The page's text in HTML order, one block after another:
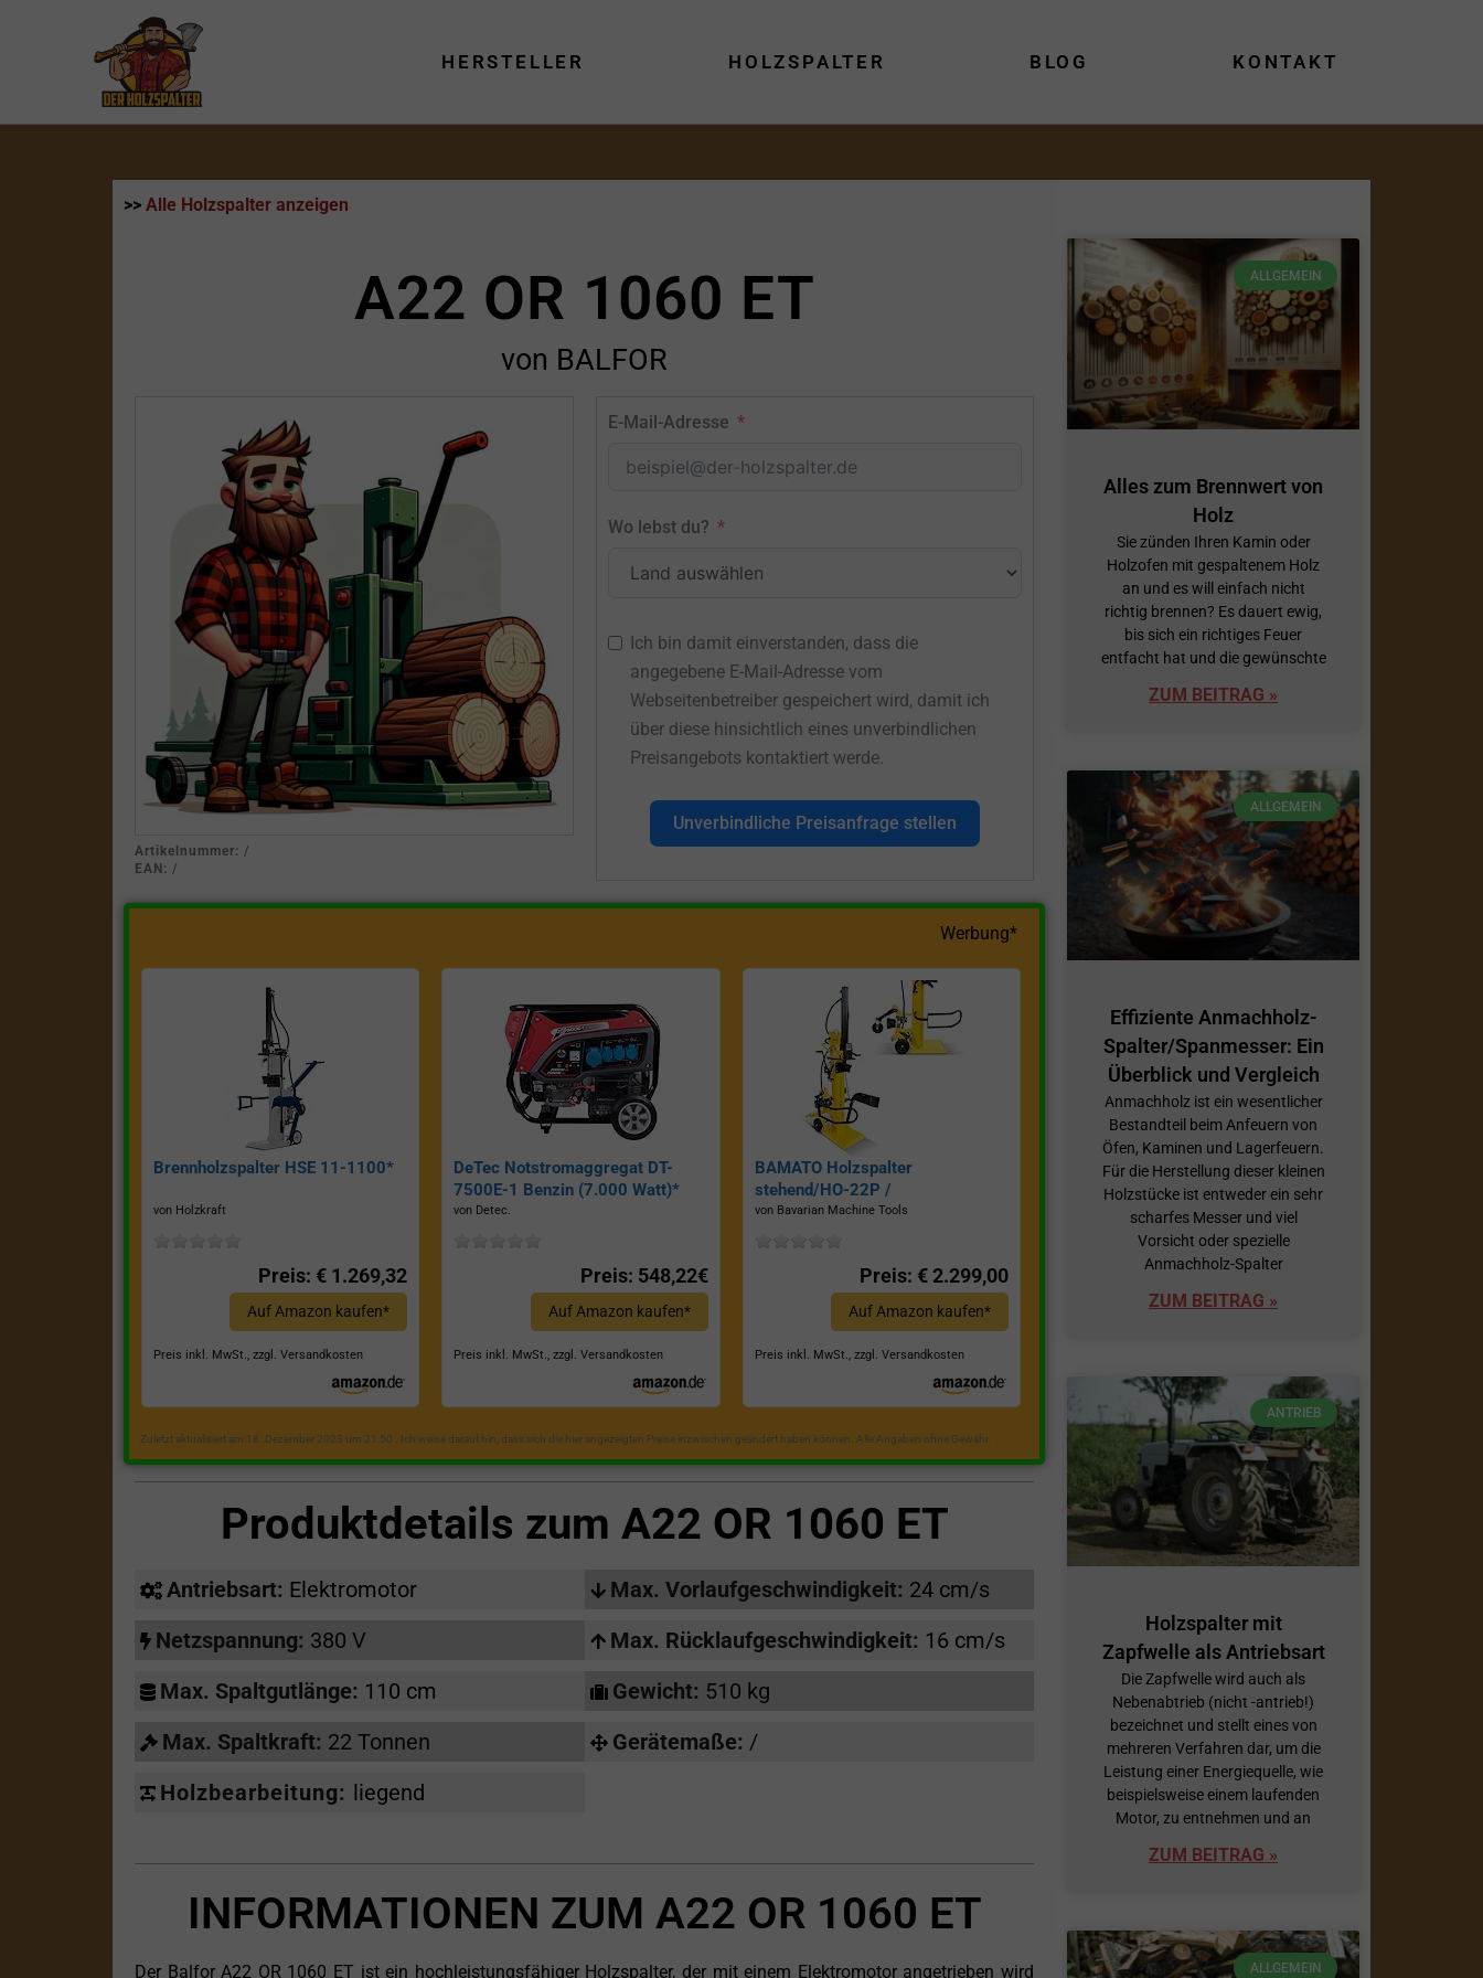
HERSTELLER HOLZSPALTER BLOG KONTAKT
>> Alle Holzspalter anzeigen
A22 OR 1060 ET
von BALFOR
Artikelnummer: /
EAN: /
E-Mail-Adresse
Wo lebst du?
Ich bin damit einverstanden, dass die
angegebene E-Mail-Adresse vom
Webseitenbetreiber gespeichert wird, damit ich
über diese hinsichtlich eines unverbindlichen
Preisangebots kontaktiert werde.
Unverbindliche Preisanfrage stellen
Werbung*
Brennholzspalter HSE 11-1100*
von Holzkraft
Preis: € 1.269,32
Auf Amazon kaufen*
Preis inkl. MwSt., zzgl. Versandkosten
DeTec Notstromaggregat DT-
7500E-1 Benzin (7.000 Watt)*
von Detec.
Preis: 548,22€
Auf Amazon kaufen*
Preis inkl. MwSt., zzgl. Versandkosten
BAMATO Holzspalter
stehend/HO-22P /
Zapfwellenantrieb, Inkl.
von Bavarian Machine Tools
Preis: € 2.299,00
Auf Amazon kaufen*
Preis inkl. MwSt., zzgl. Versandkosten
Zuletzt aktualisiert am 18. Dezember 2023 um 21:50 . Ich weise darauf hin, dass sich die hier angezeigten Preise inzwischen geändert haben können. Alle Angaben ohne Gewähr.
Produktdetails zum A22 OR 1060 ET
Antriebsart: Elektromotor
Netzspannung: 380 V
Max. Spaltgutlänge: 110 cm
Max. Spaltkraft: 22 Tonnen
Holzbearbeitung:
liegend
Max. Vorlaufgeschwindigkeit: 24 cm/s
Max. Rücklaufgeschwindigkeit: 16 cm/s
Gewicht: 510 kg
Gerätemaße: /
INFORMATIONEN ZUM A22 OR 1060 ET
Der Balfor A22 OR 1060 ET ist ein hochleistungsfähiger Holzspalter, der mit einem Elektromotor angetrieben wird
ALLGEMEIN
Alles zum Brennwert von
Holz
Sie zünden Ihren Kamin oder
Holzofen mit gespaltenem Holz
an und es will einfach nicht
richtig brennen? Es dauert ewig,
bis sich ein richtiges Feuer
entfacht hat und die gewünschte
ZUM BEITRAG »
ALLGEMEIN
Effiziente Anmachholz-
Spalter/Spanmesser: Ein
Überblick und Vergleich
Anmachholz ist ein wesentlicher
Bestandteil beim Anfeuern von
Öfen, Kaminen und Lagerfeuern.
Für die Herstellung dieser kleinen
Holzstücke ist entweder ein sehr
scharfes Messer und viel
Vorsicht oder spezielle
Anmachholz-Spalter
ZUM BEITRAG »
ANTRIEB
Holzspalter mit
Zapfwelle als Antriebsart
Die Zapfwelle wird auch als
Nebenabtrieb (nicht -antrieb!)
bezeichnet und stellt eines von
mehreren Verfahren dar, um die
Leistung einer Energiequelle, wie
beispielsweise einem laufenden
Motor, zu entnehmen und an
ZUM BEITRAG »
ALLGEMEIN